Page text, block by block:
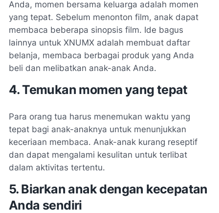
Anda, momen bersama keluarga adalah momen
yang tepat. Sebelum menonton film, anak dapat
membaca beberapa sinopsis film. Ide bagus
lainnya untuk XNUMX adalah membuat daftar
belanja, membaca berbagai produk yang Anda
beli dan melibatkan anak-anak Anda.
4. Temukan momen yang tepat
Para orang tua harus menemukan waktu yang
tepat bagi anak-anaknya untuk menunjukkan
keceriaan membaca. Anak-anak kurang reseptif
dan dapat mengalami kesulitan untuk terlibat
dalam aktivitas tertentu.
5. Biarkan anak dengan kecepatan
Anda sendiri